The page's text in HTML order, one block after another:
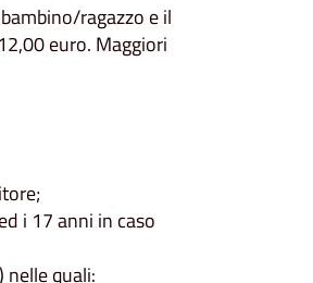
ragazzo e il
euro. Maggiori
i 17 anni in caso
nelle quali: